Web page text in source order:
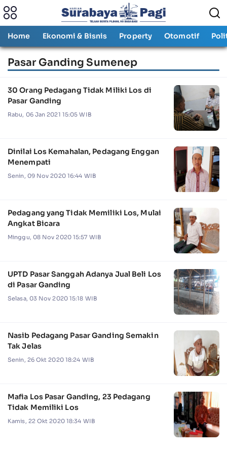
Home Ekonomi & Bisnis Property Otomotif
Pasar Ganding Sumenep
30 Orang Pedagang Tidak Miliki Los di
Pasar Ganding
Rabu, 06 Jan 2021 15:05 WIB
Dinilai Los Kemahalan, Pedagang Enggan
Menempati
Senin, 09 Nov 2020 16:44 WIB
Pedagang yang Tidak Memiliki Los, Mulai
Angkat Bicara
Minggu, 08 Nov 2020 15:57 WIB
UPTD Pasar Sanggah Adanya Jual Beli Los
di Pasar Ganding
Selasa, 03 Nov 2020 15:18 WIB
Nasib Pedagang Pasar Ganding Semakin
Tak Jelas
Senin, 26 Okt 2020 18:24 WIB
Mafia Los Pasar Ganding, 23 Pedagang
Tidak Memiliki Los
Kamis, 22 Okt 2020 18:34 WIB